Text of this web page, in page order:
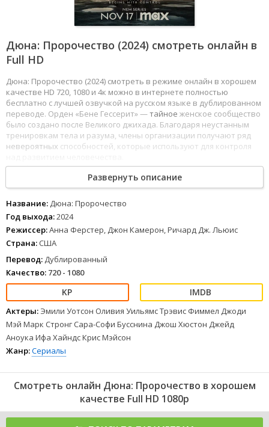
Дюна: Пророчество (2024) смотреть онлайн в
Full HD
Дюна: Пророчество (2024) смотреть в режиме онлайн в хорошем
качестве HD 720, 1080 и 4к можно в интернете полностью
бесплатно с лучшей озвучкой на русском языке в дублированном
переводе. Орден «Бене Гессерит» —тайное женское сообщество
было создано после Великого джихада. Благодаря неустанным
тренировкам тела и разума, члены организации получают ряд
невероятных способностей, которые используют для контроля
12345 678
Развернуть описание
Название: Дюна: Пророчество
Год выхода:2024
Режиссер:Анна Ферстер, Джон Камерон, Ричард Дж. Льюис
Страна: США
Перевод: Дублированный
Качество: 720 - 1080
Актеры: Эмили Уотсон Оливия Уильямс Трэвис Фиммел Джоди
Мэй Марк Стронг Сара-Софи Бусснина Джош Хюстон Джейд
Аноука Ифа Хайндс Крис Мэйсон
Жанр:Сериалы
Смотреть онлайн Дюна: Пророчество в хорошем
качестве Full HD 1080p